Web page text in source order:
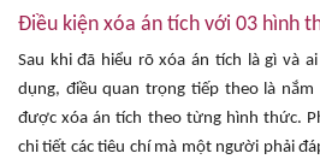
Điều kiện xóa án tích với 03 hình
Sau khi đã hiểu rõ xóa án tích là gì và
dụng, điều quan trọng tiếp theo là nắm
được xóa án tích theo từng hình thức.
chi tiết các tiêu chí mà một người phải